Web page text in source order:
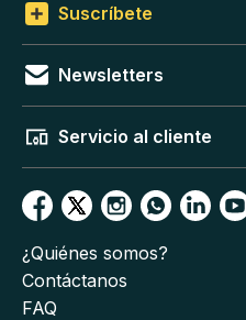
Suscríbete
Newsletters
Servicio al cliente
¿Quiénes somos?
Contáctanos
FAQ